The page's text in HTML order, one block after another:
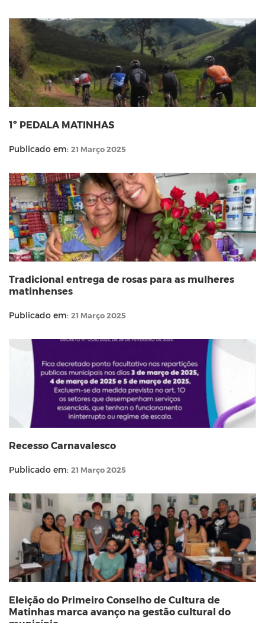
1º PEDALA MATINHAS
Publicado em: 21 Março 2025
Tradicional entrega de rosas para as mulheres
matinhenses
Publicado em: 21 Março 2025
Recesso Carnavalesco
Publicado em: 21 Março 2025
Eleição do Primeiro Conselho de Cultura de
Matinhas marca avanço na gestão cultural do